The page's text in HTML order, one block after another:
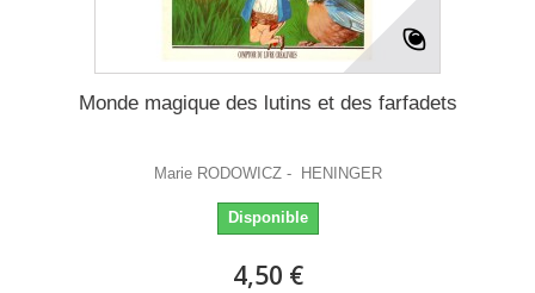
Monde magique des lutins et des farfadets
Marie RODOWICZ - HENINGER
Disponible
4,50 €